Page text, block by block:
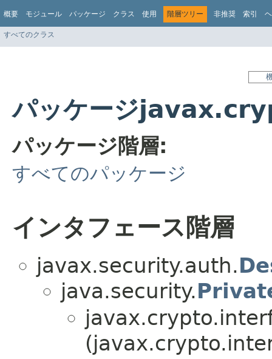
概要 モジュール パッケージ クラス 使用 階層ツリー 非推奨 索引
すべてのクラス
パッケージ
パッケージ階層:
すべてのパッケージ
インタフェース階層
javax.security.auth.
java.security.